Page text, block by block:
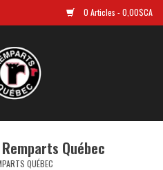
0 Articles - 0,00$CA
Québec
QUÉBEC